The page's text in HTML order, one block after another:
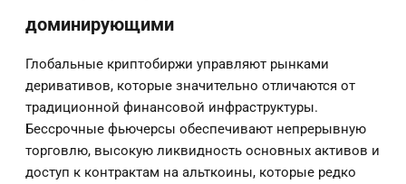
доминирующими
Глобальные криптобиржи управляют рынками
деривативов, которые значительно отличаются от
традиционной финансовой инфраструктуры.
Бессрочные фьючерсы обеспечивают непрерывную
торговлю, высокую ликвидность основных активов и
доступ к контрактам на альткоины, которые редко